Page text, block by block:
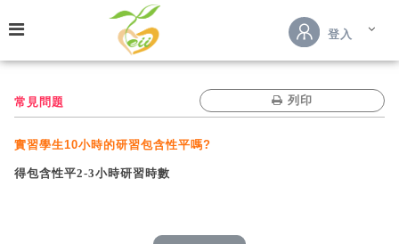
登入
常見問題 列印
實習學生10小時的研習包含性平嗎?
得包含性平2-3小時研習時數